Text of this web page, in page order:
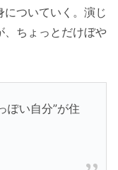
ついていく。演じ
、ちょっとだけぼや
ぽい自分”が住